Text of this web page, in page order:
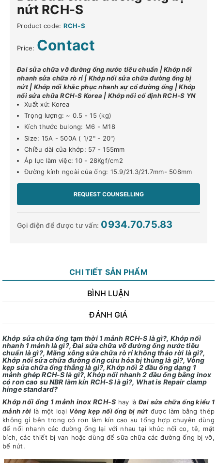
nứt RCH-S
Product code: RCH-S
Price: Contact
Đai sửa chữa vỡ đường ống nước tiêu chuẩn | Khớp nối
nhanh sửa chữa rò rỉ | Khớp nối sửa chữa đường ống bị
nứt | Khớp nối khắc phục nhanh sự cố đường ống | Khớp
nối sửa chữa RCH-S Korea | Khớp nối cố định RCH-S YN
Xuất xứ: Korea
Trọng lượng: ~ 0.5 - 15 (kg)
Kích thước bulong: M6 - M18
Size: 15A - 500A ( 1/2" - 20")
Chiều dài của khớp: 57 - 155mm
Áp lực làm việc: 10 - 28Kgf/cm2
Đường kính ngoài của ống: 15.9/21.3/21.7mm- 508mm
REQUEST COUNSELLING
Gọi điện để được tư vấn: 0934.70.75.83
CHI TIẾT SẢN PHẨM
BÌNH LUẬN
ĐÁNH GIÁ
Khớp sửa chữa ống tạm thời 1 mảnh RCH-S là gì?, Khớp nối
nhanh 1 mảnh là gì?, Đai sửa chữa vỡ đường ống nước tiêu
chuẩn là gì?, Măng xông sửa chữa rò rỉ không tháo rời là gì?,
Khớp nối sửa chữa đường ống cứu hỏa bị thủng là gì?, Vòng
kẹp sửa chữa ống thẳng là gì?, Khớp nối 2 đầu ống dạng 1
mảnh ghép RCH-S là gì?, Khớp nối nhanh 2 đầu ống bằng inox
có ron cao su NBR làm kín RCH-S là gì?, What is Repair clamp
hinge standard?
Khớp nối ống 1 mảnh inox RCH-S hay làĐai sửa chữa ống kiểu 1
mảnh rời là một loại Vòng kẹp nối ống bị nứt được làm bằng thép
không gỉ bên trong có ron làm kín cao su tổng hợp chuyên dùng
để nối nhanh các đường ống lại với nhau tại khúc nối co, tê, mặt
bích, các thiết bị van hoặc dùng để sữa chữa các đường ống bị vỡ,
bể nứt.